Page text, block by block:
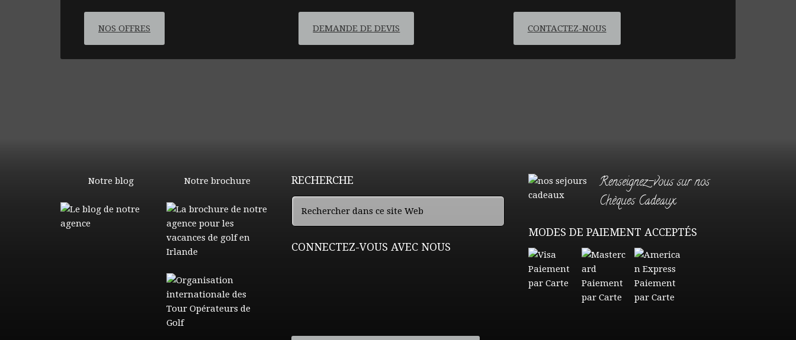
NOS OFFRES DEMANDE DE DEVIS CONTACTEZ-NOUS
Notre blog Notre brochure RECHERCHE
CONNECTEZ-VOUS AVEC NOUS
Renseignez-vous sur nos
Chèques Cadeaux
MODES DE PAIEMENT ACCEPTÉS